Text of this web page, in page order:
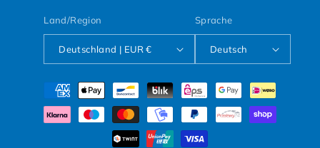
Land/Region
Deutschland | EUR €
Sprache
Deutsch
Zahlungsmethoden